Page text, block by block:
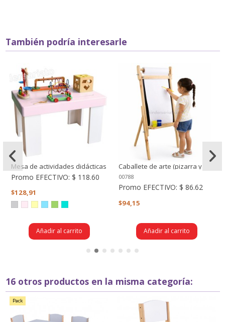
También podría interesarle
Mesa de actividades didácticas
Promo EFECTIVO: $ 118.60
$128,91
Añadir al carrito
Caballete de arte (pizarra y
rollo) - altura regulable
00788
Promo EFECTIVO: $ 86.62
$94,15
Añadir al carrito
16 otros productos en la misma categoría:
Pack